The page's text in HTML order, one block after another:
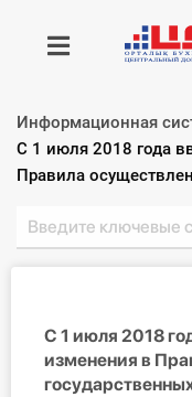
Получить
Главная ИС
Консультации
Информационная
Текущий:
С 1 июля 2018 года
Правила
С 1 июля 2018
изменения в